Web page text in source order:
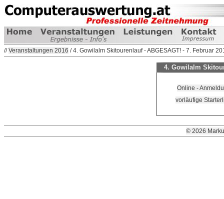
//Veranstaltungen 2016 / 4. Gowilalm Skitourenlauf - ABGESAGT! - 7. Februar
4. Gowilalm
Online -
vorläufige
© 2026